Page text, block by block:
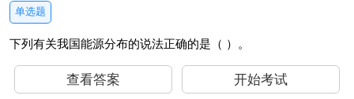
单选题
下列有关我国能源分布的说法正确的是（ ）。
查看答案 开始考试